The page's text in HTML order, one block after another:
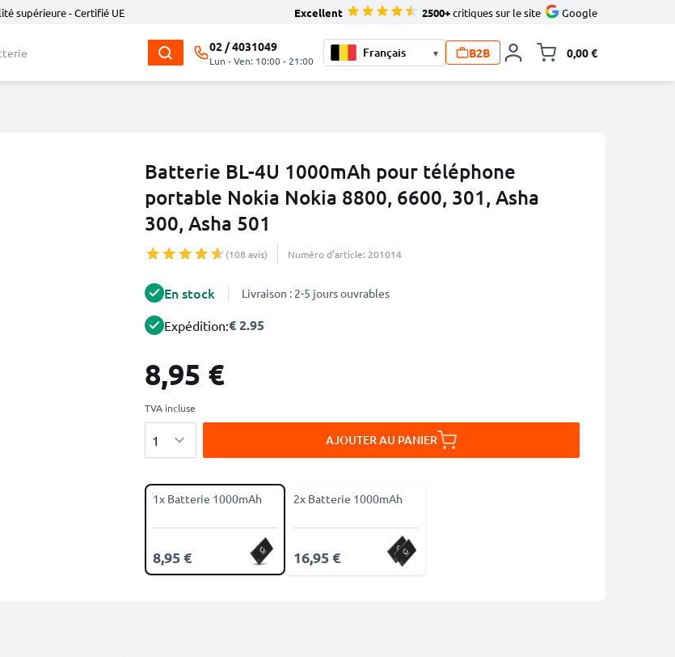
supérieure - Certifié UE Excellent 2500+critiques sur le site Google
02 / 4031049
Lun - Ven: 10:00 - 21:00
▾ B2B 0,00 €
Batterie BL-4U 1000mAh pour téléphone
portable Nokia Nokia 8800, 6600, 301, Asha
300, Asha 501
(108 avis) Numéro d’article: 201014
En stock Livraison : 2-5 jours ouvrables
Expédition:€ 2.95
8,95 €
TVA incluse
AJOUTER AU PANIER
1x Batterie 1000mAh
8,95 €
2x Batterie 1000mAh
16,95 €